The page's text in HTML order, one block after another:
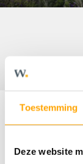
Toestemming
Deze website